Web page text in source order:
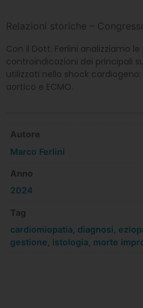
Relazioni storiche –
Con il Dott. Ferlini analizziamo
controindicazioni dei principali
utilizzati nello shock
aortico e ECMO.
Autore
Marco Ferlini
Anno
2024
Tag
cardiomiopatia diagnosi
gestione istologia morte